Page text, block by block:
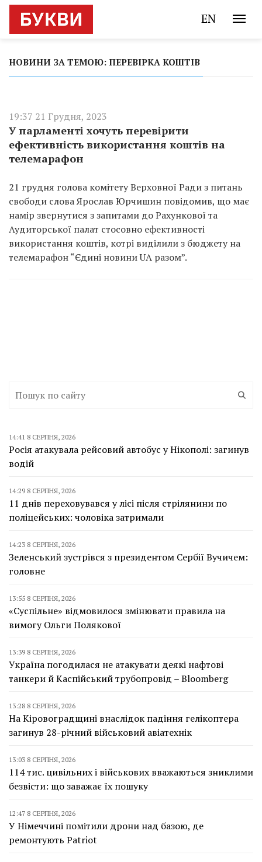
EN
НОВИНИ ЗА ТЕМОЮ: ПЕРЕВІРКА КОШТІВ
19:37 21 Грудня, 2023
У парламенті хочуть перевірити
ефективність використання коштів на
телемарафон
21 грудня голова комітету Верховної Ради з питань
свободи слова Ярослав Юрчишин повідомив, що має
намір звернутися з запитами до Рахункової та
Аудиторської палат стосовно ефективності
використання коштів, котрі виділили з бюджету на
телемарафон “Єдині новини UA разом”.
14:41 8 СЕРПНЯ, 2026
Росія атакувала рейсовий автобус у Нікополі: загинув
водій
14:29 8 СЕРПНЯ, 2026
11 днів переховувався у лісі після стрілянини по
поліцейських: чоловіка затримали
14:23 8 СЕРПНЯ, 2026
Зеленський зустрівся з президентом Сербії Вучичем:
головне
13:55 8 СЕРПНЯ, 2026
«Суспільне» відмовилося змінювати правила на
вимогу Ольги Полякової
13:39 8 СЕРПНЯ, 2026
Україна погодилася не атакувати деякі нафтові
танкери й Каспійський трубопровід – Bloomberg
13:28 8 СЕРПНЯ, 2026
На Кіровоградщині внаслідок падіння гелікоптера
загинув 28-річний військовий авіатехнік
13:03 8 СЕРПНЯ, 2026
114 тис. цивільних і військових вважаються зниклими
безвісти: що заважає їх пошуку
12:47 8 СЕРПНЯ, 2026
У Німеччині помітили дрони над базою, де
ремонтують Patriot